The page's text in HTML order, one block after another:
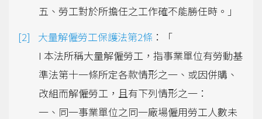
五、勞工對於所擔任之工作確不能勝任時。」
大量解僱勞工保護法第2條 ：「
I 本法所稱大量解僱勞工，指事業單位有勞動基
準法第十一條所定各款情形之一、或因併購、
改組而解僱勞工，且有下列情形之一：
一、同一事業單位之同一廠場僱用勞工人數未